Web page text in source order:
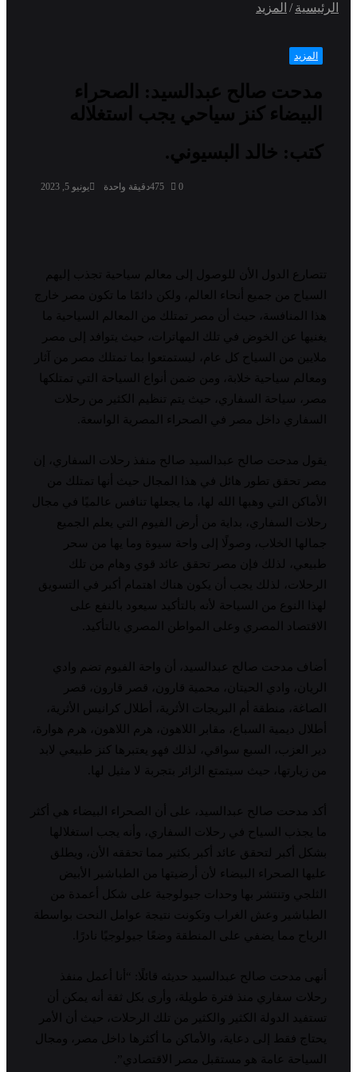
الرئيسية / المزيد
المزيد
مدحت صالح عبدالسيد: الصحراء
البيضاء كنز سياحي يجب استغلاله
كتب: خالد البسيوني.
يونيو 5, 2023 0
475دقيقة واحدة
تتصارع الدول الأن للوصول إلى معالم سياحية تجذب إليهم
السياح من جميع أنحاء العالم، ولكن دائمًا ما تكون مصر خارج
هذا المنافسة، حيث أن مصر تمتلك من المعالم السياحية ما
يغنيها عن الخوض في تلك المهاترات، حيث يتوافد إلى مصر
ملايين من السياح كل عام، ليستمتعوا بما تمتلك مصر من آثار
ومعالم سياحية خلابة، ومن ضمن أنواع السياحة التي تمتلكها
مصر، سياحة السفاري، حيث يتم تنظيم الكثير من رحلات
السفاري داخل مصر في الصحراء المصرية الواسعة.
يقول مدحت صالح عبدالسيد صالح منفذ رحلات السفاري، إن
مصر تحقق تطور هائل في هذا المجال حيث أنها تمتلك من
الأماكن التي وهبها الله لها، ما يجعلها تنافس عالميًا في مجال
رحلات السفاري، بداية من أرض الفيوم التي يعلم الجميع
جمالها الخلاب، وصولًا إلى واحة سيوة وما يها من سحر
طبيعي، لذلك فإن مصر تحقق عائد قوي وهام من تلك
الرحلات، لذلك يجب أن يكون هناك اهتمام أكبر في التسويق
لهذا النوع من السياحة لأنه بالتأكيد سيعود بالنفع على
الاقتصاد المصري وعلى المواطن المصري بالتأكيد.
أضاف مدحت صالح عبدالسيد، أن واحة الفيوم تضم وادي
الريان، وادي الحيتان، محمية قارون، قصر قارون، قصر
الصاغة، منطقة أم البريجات الأثرية، أطلال كرانيس الأثرية،
أطلال ديمية السباع، مقابر اللاهون، هرم اللاهون، هرم هوارة،
دير العزب، السبع سواقي، لذلك فهو يعتبرها كنز طبيعي لابد
من زيارتها، حيث سيتمتع الزائر بتجربة لا مثيل لها.
أكد مدحت صالح عبدالسيد، على أن الصحراء البيضاء هي أكثر
ما يجذب السياح في رحلات السفاري، وأنه يجب استغلالها
بشكل أكبر لتحقق عائد أكبر بكثير مما تحققه الأن، ويطلق
عليها الصحراء البيضاء لأن أرضيتها من الطباشير الأبيض
الثلجي وتنتشر بها وحدات جيولوجية على شكل أعمدة من
الطباشير وعش الغراب وتكونت نتيجة عوامل النحت بواسطة
الرياح مما يضفي على المنطقة وضعًا جيولوجيًا نادرًا.
أنهى مدحت صالح عبدالسيد حديثه قائلًا: “أنا أعمل منفذ
رحلات سفاري منذ فترة طويلة، وأرى بكل ثقة أنه يمكن أن
تستفيد الدولة الكثير والكثير من تلك الرحلات، حيث أن الأمر
يحتاج فقط إلى دعاية، والأماكن ما أكثرها داخل مصر، ومجال
السياحة عامة هو مستقبل مصر الاقتصادي”.